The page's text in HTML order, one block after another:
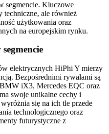
segmencie. Kluczowe
techniczne, ale również
użytkowania oraz
na europejskim rynku.
elektrycznych HiPhi Y mierzy
Bezpośrednimi rywalami są
iX3, Mercedes EQC oraz
swoje unikalne cechy i
się na ich tle przede
technologicznego oraz
futurystyczne z